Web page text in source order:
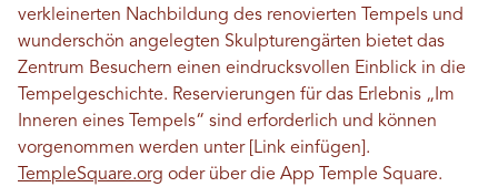
verkleinerten Nachbildung des renovierten Tempels und
wunderschön angelegten Skulpturengärten bietet das
Zentrum Besuchern einen eindrucksvollen Einblick in die
Tempelgeschichte. Reservierungen für das Erlebnis „Im
Inneren eines Tempels“ sind erforderlich und können
vorgenommen werden unter [Link einfügen].
TempleSquare.org oder über die App Temple Square.